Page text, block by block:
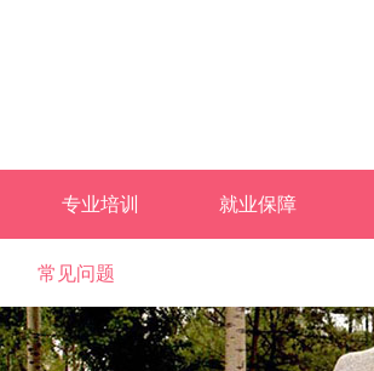
专业培训 就业保障
常见问题